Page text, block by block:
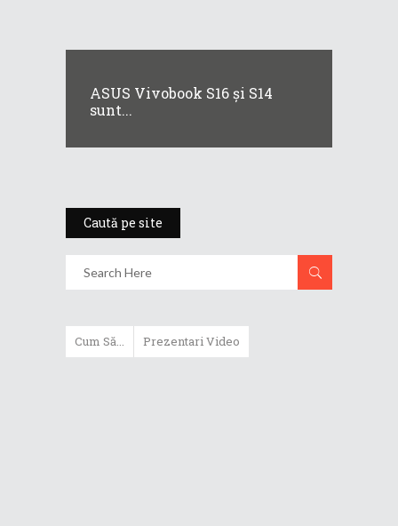
ASUS Vivobook S16 și S14
sunt...
Caută pe site
Cum Să... Prezentari Video